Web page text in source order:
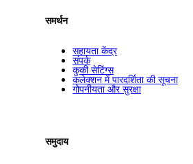
समर्थन
सहायता केंद्र
संपर्क
कुकी सेटिंग्स
कलेक्शन में पारदर्शिता की सूचना
गोपनीयता और सुरक्षा
समुदाय